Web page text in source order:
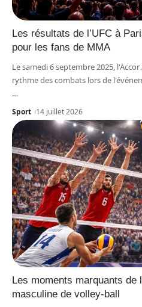
Les résultats de l’UFC à
pour les fans de MMA
Le samedi 6 septembre 2025,
rythme des combats lors de
…
Sport 14 juillet 2026
Les moments marquants de
masculine de volley-ball